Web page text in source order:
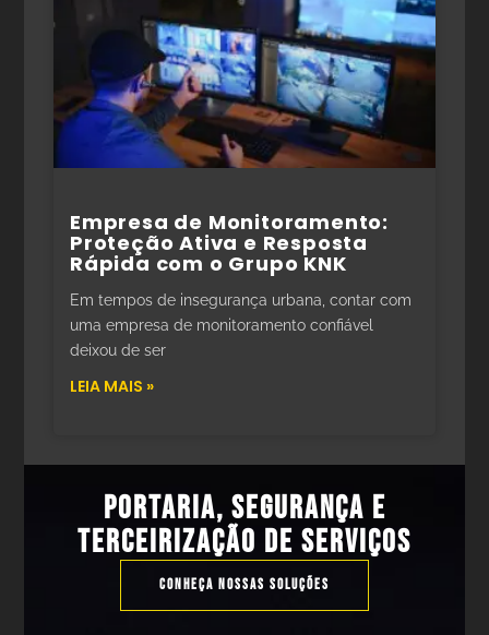
Empresa de Monitoramento:
Proteção Ativa e Resposta
Rápida com o Grupo KNK
Em tempos de insegurança urbana, contar com
uma empresa de monitoramento confiável
deixou de ser
LEIA MAIS »
PORTARIA, SEGURANÇA E
TERCEIRIZAÇÃO DE SERVIÇOS
CONHEÇA NOSSAS SOLUÇÕES